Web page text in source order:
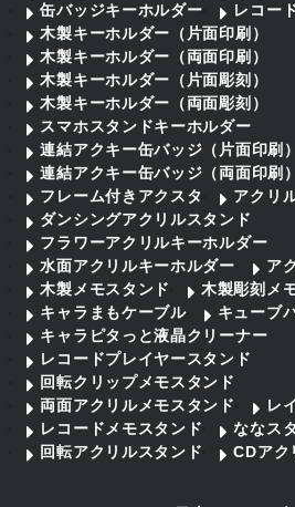
缶バッジキーホルダー
レコー
木製キーホルダー（片面印刷）
木製キーホルダー（両面印刷）
木製キーホルダー（片面彫刻）
木製キーホルダー（両面彫刻）
スマホスタンドキーホルダー
連結アクキー缶バッジ（片面印刷）
連結アクキー缶バッジ（両面印刷）
フレーム付きアクスタ
アクリ
ダンシングアクリルスタンド
フラワーアクリルキーホルダー
水面アクリルキーホルダー
ア
木製メモスタンド
木製彫刻メ
キャラまもケーブル
キューブ
キャラピタっと液晶クリーナー
レコードプレイヤースタンド
回転クリップメモスタンド
両面アクリルメモスタンド
レ
レコードメモスタンド
ななスタ
回転アクリルスタンド
CDアク